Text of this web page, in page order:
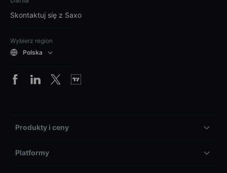
Skontaktuj się z Saxo
Wybierz region
Polska
Produkty i ceny
Platformy